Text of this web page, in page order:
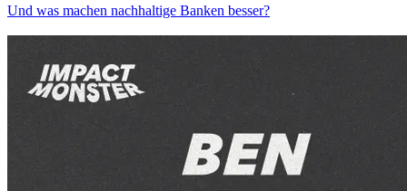
Und was machen nachhaltige Banken besser?